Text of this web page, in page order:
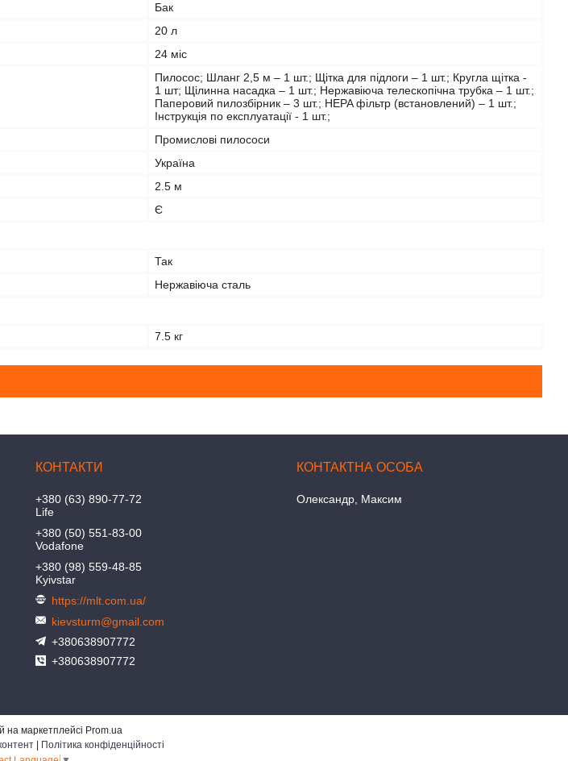
Бак
20 л
24 міс
Пилосос; Шланг 2,5 м – 1 шт.; Щітка для підлоги – 1 шт.; Кругла щітка -
1 шт; Щілинна насадка – 1 шт.; Нержавіюча телескопічна трубка – 1 шт.;
Паперовий пилозбірник – 3 шт.; HEPA фільтр (встановлений) – 1 шт.;
Інструкція по експлуатації - 1 шт.;
Промислові пилососи
Україна
2.5 м
Є
Так
Нержавіюча сталь
7.5 кг
+380 (63) 890-77-72
Life
+380 (50) 551-83-00
Vodafone
+380 (98) 559-48-85
Kyivstar
https://mlt.com.ua/
kievsturm@gmail.com
+380638907772
+380638907772
Олександр, Максим
на маркетплейсі Prom.ua
Політика конфіденційності